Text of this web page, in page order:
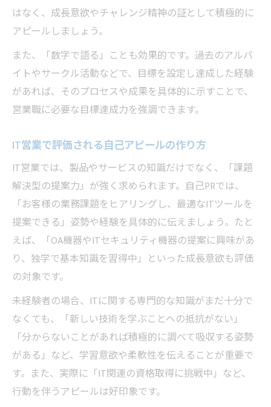
はなく、成長意欲やチャレンジ精神の証として積極的に
アピールしましょう。
また、「数字で語る」ことも効果的です。過去のアルバ
イトやサークル活動などで、目標を設定し達成した経験
があれば、そのプロセスや成果を具体的に示すことで、
営業職に必要な目標達成力を強調できます。
IT営業で評価される自己アピールの作り方
IT営業では、製品やサービスの知識だけでなく、「課題
解決型の提案力」が強く求められます。自己PRでは、
「お客様の業務課題をヒアリングし、最適なITツールを
提案できる」姿勢や経験を具体的に伝えましょう。たと
えば、「OA機器やITセキュリティ機器の提案に興味があ
り、独学で基本知識を習得中」といった成長意欲も評価
の対象です。
未経験者の場合、ITに関する専門的な知識がまだ十分で
なくても、「新しい技術を学ぶことへの抵抗がない」
「分からないことがあれば積極的に調べて吸収する姿勢
がある」など、学習意欲や柔軟性を伝えることが重要で
す。また、実際に「IT関連の資格取得に挑戦中」など、
行動を伴うアピールは好印象です。